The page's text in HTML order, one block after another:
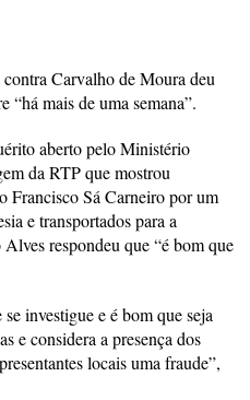
Carvalho de Moura deu
“há mais de uma semana”.
aberto pelo Ministério
da RTP que mostrou
Francisco Sá Carneiro por um
e transportados para a
respondeu que “é bom que
investigue e é bom que seja
e considera a presença dos
locais uma fraude”,